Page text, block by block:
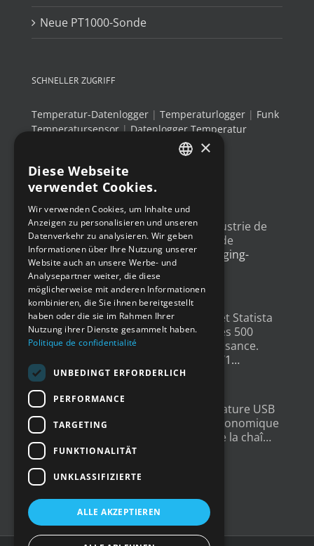
Neue PT1000-Sonde
SCHNELLER ZUGRIFF
Temperatur-Datenlogger | Temperaturlogger | Funk
Temperatursensor|Datenlogger Temperatur
Thermo-Hygrometer
NEUESTE TWEETS
Un article sur l'#IoTdans l'industrie de
l'emballage, avec un exemple de
déploiement@Newsteopackaging-
gateway.com/features/how-i…
4 Jahren ago
Un grand merci à@LesEchos
et Statista
qui ont classé Newsteo dans les 500
Champions français de la croissance.
twitter.com/i/web/status/1…
4 Jahren ago
New : Enregistreur de Température USB
Tempmate S2. Une solution économique
et fiable pour la supervision de la chaî…
twitter.com/i/web/status/1…
GERMAN
SPANISH
×
Diese Webseite
verwendet Cookies.
Wir verwenden Cookies, um Inhalte und
Anzeigen zu personalisieren und unseren
Datenverkehr zu analysieren. Wir geben
Informationen über Ihre Nutzung unserer
Website auch an unsere Werbe- und
Analysepartner weiter, die diese
möglicherweise mit anderen Informationen
kombinieren, die Sie ihnen bereitgestellt
haben oder die sie im Rahmen Ihrer
Nutzung ihrer Dienste gesammelt haben.
Politique de confidentialité
UNBEDINGT ERFORDERLICH
PERFORMANCE
TARGETING
FUNKTIONALITÄT
UNKLASSIFIZIERTE
ALLE AKZEPTIEREN